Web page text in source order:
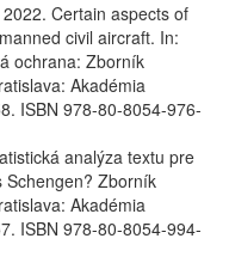
Certain aspects of
civil aircraft. In:
ochrana: Zborník
Akadémia
ISBN 978-80-8054-976-
analýza textu pre
Schengen? Zborník
Akadémia
ISBN 978-80-8054-994-